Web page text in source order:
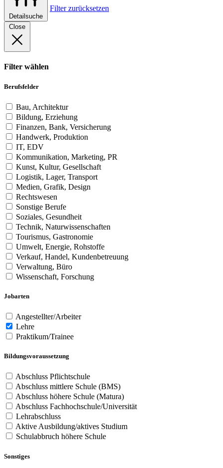
Detailsuche
Filter zurücksetzen
Close
Filter wählen
Berufsfelder
Bau, Architektur
Bildung, Erziehung
Finanzen, Bank, Versicherung
Handwerk, Produktion
IT, EDV
Kommunikation, Marketing, PR
Kunst, Kultur, Gesellschaft
Logistik, Lager, Transport
Medien, Grafik, Design
Rechtswesen
Sonstige Berufe
Soziales, Gesundheit
Technik, Naturwissenschaften
Tourismus, Gastronomie
Umwelt, Energie, Rohstoffe
Verkauf, Handel, Kundenbetreuung
Verwaltung, Büro
Wissenschaft, Forschung
Jobarten
Angestellter/Arbeiter
Lehre
Praktikum/Trainee
Bildungsvoraussetzung
Abschluss Pflichtschule
Abschluss mittlere Schule (BMS)
Abschluss höhere Schule (Matura)
Abschluss Fachhochschule/Universität
Lehrabschluss
Aktive Ausbildung/aktives Studium
Schulabbruch höhere Schule
Sonstiges